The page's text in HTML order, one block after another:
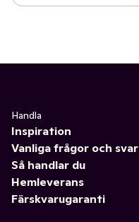
Handla
Inspiration
Vanliga frågor och svar
Så handlar du
Hemleverans
Färskvarugaranti